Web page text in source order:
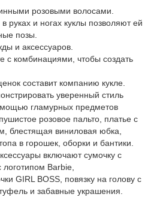
розовыми волосами.
руках и ногах куклы позволяют ей
позы.
и аксессуаров.
с комбинациями, чтобы создать
составит компанию кукле.
уверенный стиль
гламурных предметов
розовое пальто, платье с
блестящая виниловая юбка,
в горошек, оборки и бантики.
включают сумочку с
Barbie,
GIRL BOSS, повязку на голову с
и забавные украшения.